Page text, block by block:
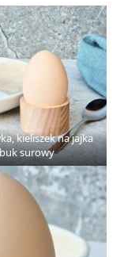
kieliszek na jajka
surowy